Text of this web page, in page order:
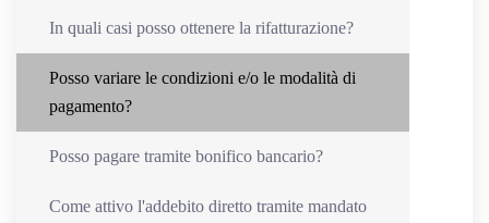
In quali casi posso ottenere la rifatturazione?
Posso variare le condizioni e/o le modalità di
pagamento?
Posso pagare tramite bonifico bancario?
Come attivo l'addebito diretto tramite mandato